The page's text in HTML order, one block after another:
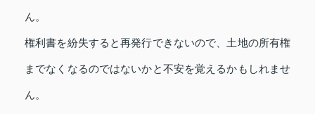
ん。
権利書を紛失すると再発行できないので、土地の所有権
までなくなるのではないかと不安を覚えるかもしれませ
ん。